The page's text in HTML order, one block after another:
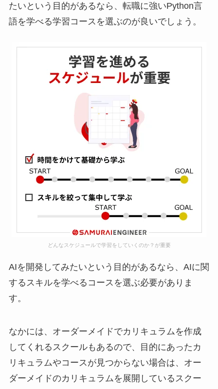
たいという目的があるなら、転職に強いPython言
語を学べる学習コースを選ぶのが良いでしょう。
どんなスケジュールで学習をしていくのか？が重要
AIを開発してみたいという目的があるなら、AIに関
するスキルを学べるコースを選ぶ必要がありま
す。
なかには、オーダーメイドでカリキュラムを作成
してくれるスクールもあるので、目的にあったカ
リキュラムやコースが見つからない場合は、オー
ダーメイドのカリキュラムを展開しているスクー